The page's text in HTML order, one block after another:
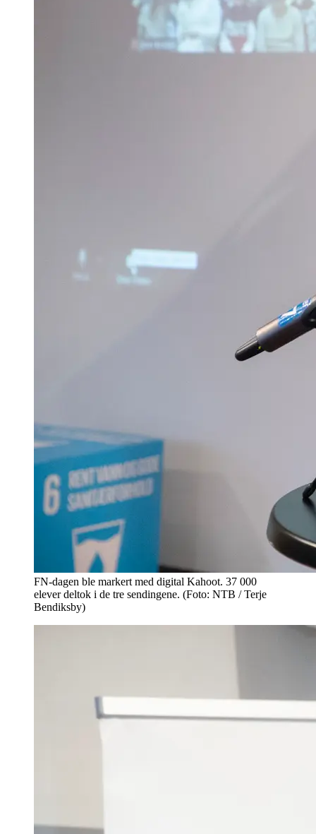
FN-dagen ble markert med digital Kahoot. 37 000
elever deltok i de tre sendingene. (Foto: NTB / Terje
Bendiksby)